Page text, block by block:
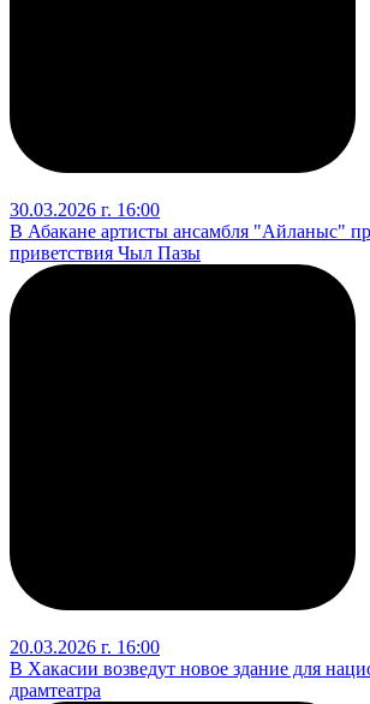
30.03.2026 г. 16:00
В Абакане артисты ансамбля "Айланыс"
приветствия Чыл Пазы
20.03.2026 г. 16:00
В Хакасии возведут новое здание для
драмтеатра